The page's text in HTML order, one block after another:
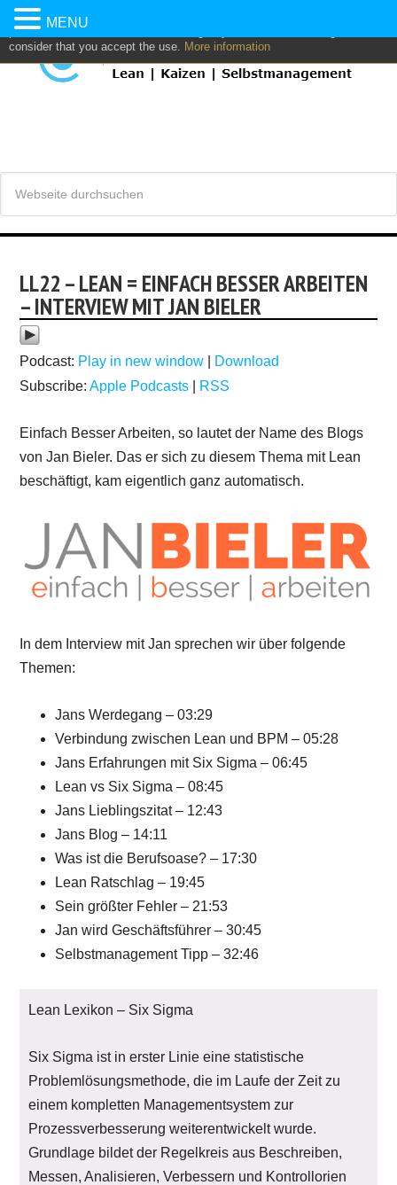
This website uses own and/or third parties cookies to: analyze,
personalize content and/or advertising. If you continue browsing, we
consider that you accept the use. More information
LL22 – LEAN = EINFACH BESSER ARBEITEN
– INTERVIEW MIT JAN BIELER
Podcast: Play in new window
Download
Subscribe:Apple Podcasts RSS
Einfach Besser Arbeiten, so lautet der Name des Blogs
von Jan Bieler. Das er sich zu diesem Thema mit Lean
beschäftigt, kam eigentlich ganz automatisch.
In dem Interview mit Jan sprechen wir über folgende
Themen:
Jans Werdegang – 03:29
Verbindung zwischen Lean und BPM – 05:28
Jans Erfahrungen mit Six Sigma – 06:45
Lean vs Six Sigma – 08:45
Jans Lieblingszitat – 12:43
Jans Blog – 14:11
Was ist die Berufsoase? – 17:30
Lean Ratschlag – 19:45
Sein größter Fehler – 21:53
Jan wird Geschäftsführer – 30:45
Selbstmanagement Tipp – 32:46
Lean Lexikon – Six Sigma
Six Sigma ist in erster Linie eine statistische
Problemlösungsmethode, die im Laufe der Zeit zu
einem kompletten Managementsystem zur
Prozessverbesserung weiterentwickelt wurde.
Grundlage bildet der Regelkreis aus Beschreiben,
Messen, Analisieren, Verbessern und Kontrollorien
MENU